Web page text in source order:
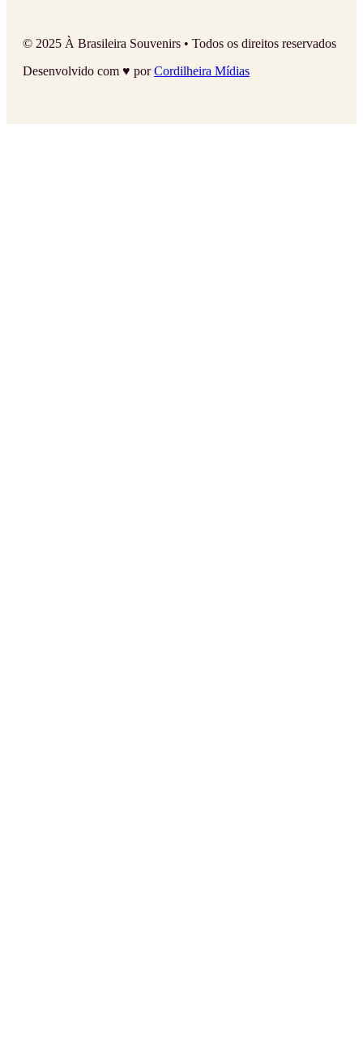
© 2025 À Brasileira Souvenirs • Todos os direitos reservados
Desenvolvido com ♥ porCordilheira Mídias